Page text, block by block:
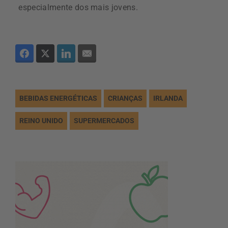
especialmente dos mais jovens.
BEBIDAS ENERGÉTICAS CRIANÇAS IRLANDA
REINO UNIDO SUPERMERCADOS